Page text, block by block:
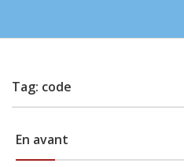
Tag: code
En avant